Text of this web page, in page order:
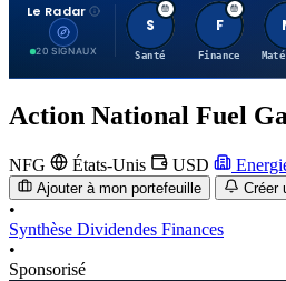
Le Radar
20 SIGNAUX
S
Santé
F
Finance
Action National Fuel
NFG États-Unis USD
Ajouter à mon portefeuille Créer
•
Synthèse Dividendes Finances
•
Sponsorisé